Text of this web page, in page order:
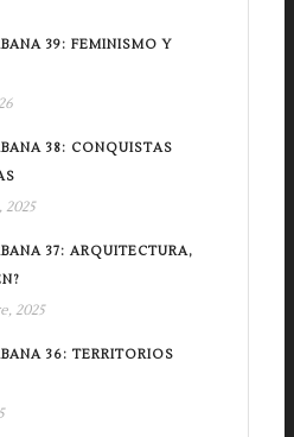
39: FEMINISMO Y
38: CONQUISTAS
2025
37: ARQUITECTURA,
2025
36: TERRITORIOS